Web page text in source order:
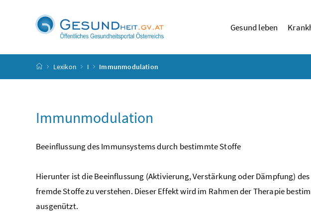
Gesund leben
Startseite
Lexikon I Immunmodulation
Immunmodulation
Beeinflussung des Immunsystems durch bestimmte Stoffe
Hierunter ist die Beeinflussung (Aktivierung, Verstärkung oder Dämpfung) des
fremde Stoffe zu verstehen. Dieser Effekt wird im Rahmen der Therapie
ausgenützt.